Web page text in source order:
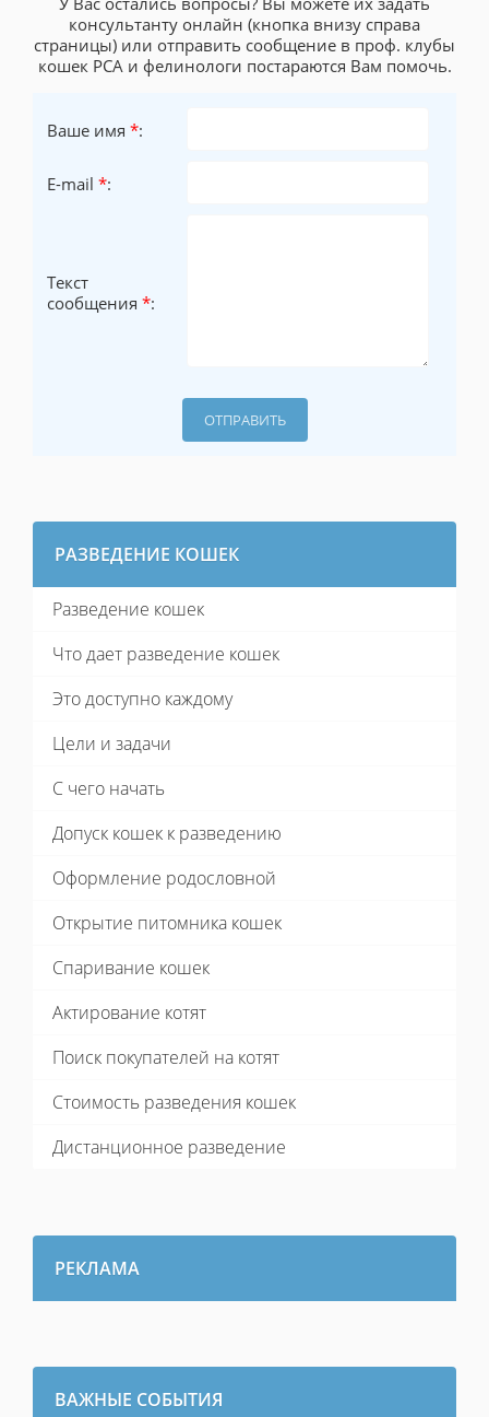
консультанту онлайн (кнопка внизу справа
страницы) или отправить сообщение в проф. клубы
кошек PCA и фелинологи постараются Вам помочь.
Ваше имя *:
E-mail *:
Текст
сообщения *:
РАЗВЕДЕНИЕ КОШЕК
Разведение кошек
Что дает разведение кошек
Это доступно каждому
Цели и задачи
С чего начать
Допуск кошек к разведению
Оформление родословной
Открытие питомника кошек
Спаривание кошек
Актирование котят
Поиск покупателей на котят
Стоимость разведения кошек
Дистанционное разведение
РЕКЛАМА
ВАЖНЫЕ СОБЫТИЯ